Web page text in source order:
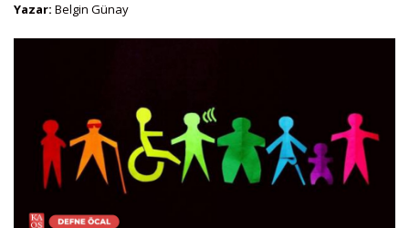
Yazar: Belgin Günay